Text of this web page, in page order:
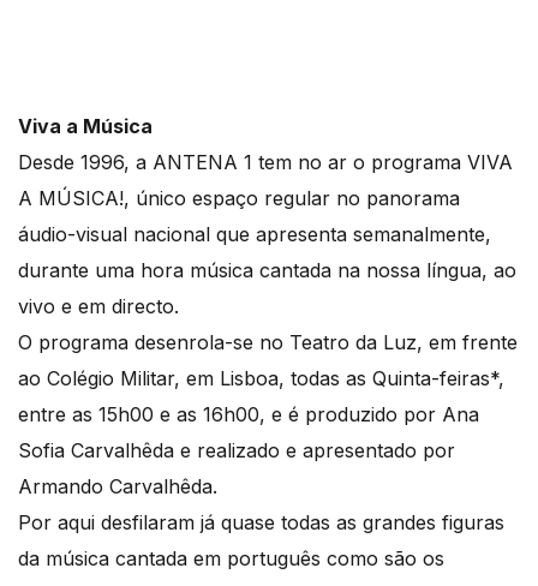
Viva a Música
Desde 1996, a ANTENA 1 tem no ar o programa VIVA
A MÚSICA!, único espaço regular no panorama
áudio-visual nacional que apresenta semanalmente,
durante uma hora música cantada na nossa língua, ao
vivo e em directo.
O programa desenrola-se no Teatro da Luz, em frente
ao Colégio Militar, em Lisboa, todas as Quinta-feiras*,
entre as 15h00 e as 16h00, e é produzido por Ana
Sofia Carvalhêda e realizado e apresentado por
Armando Carvalhêda.
Por aqui desfilaram já quase todas as grandes figuras
da música cantada em português como são os